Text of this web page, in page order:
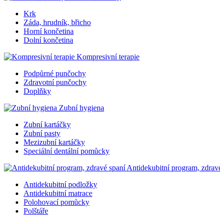
Krk
Záda, hrudník, břicho
Horní končetina
Dolní končetina
Kompresivní terapie
Podpůrné punčochy
Zdravotní punčochy
Doplňky
Zubní hygiena
Zubní kartáčky
Zubní pasty
Mezizubní kartáčky
Speciální dentální pomůcky
Antidekubitní program,
Antidekubitní podložky
Antidekubitní matrace
Polohovací pomůcky
Polštáře